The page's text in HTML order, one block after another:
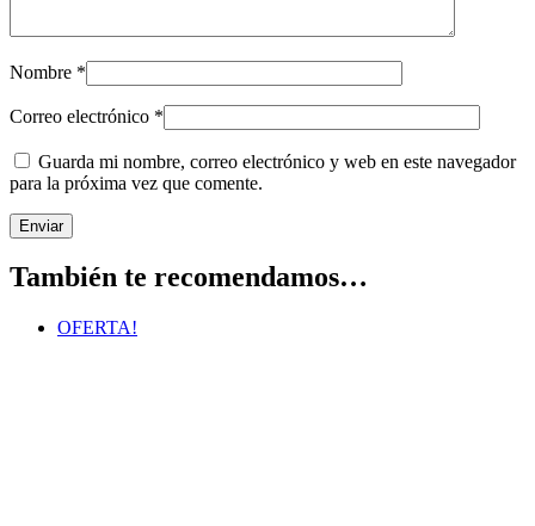
Nombre *
Correo electrónico *
Guarda mi nombre, correo electrónico y web en este navegador
para la próxima vez que comente.
También te recomendamos…
OFERTA!